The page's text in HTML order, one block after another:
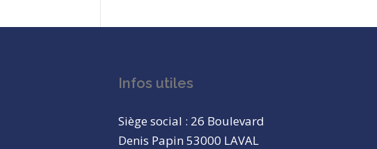
Infos utiles
Siège social : 26 Boulevard
Denis Papin 53000 LAVAL